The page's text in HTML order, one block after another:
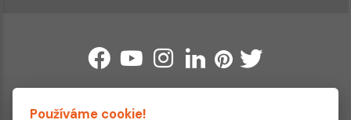
Používáme cookie!